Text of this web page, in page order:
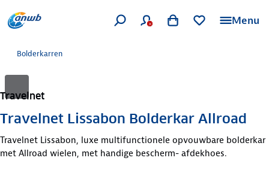
Menu
Bolderkarren
Travelnet
Travelnet Lissabon Bolderkar Allroad
Travelnet Lissabon, luxe multifunctionele opvouwbare bolderkar
met Allroad wielen, met handige bescherm- afdekhoes.